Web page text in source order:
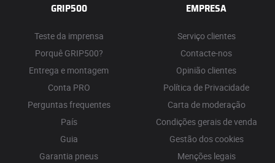
GRIP500
Teste da imprensa
Porquê GRIP500?
Entrega e montagem
Conta PRO
Perguntas frequentes
País
Guia
Garantia pneus
EMPRESA
Serviço clientes
Contacte-nos
Opinião clientes
Política de Privacidade
Carta de moderação
Condições gerais de venda
Gestão dos cookies
Menções legais